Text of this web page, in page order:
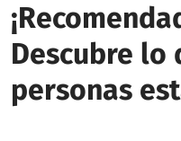
Descubre lo
personas